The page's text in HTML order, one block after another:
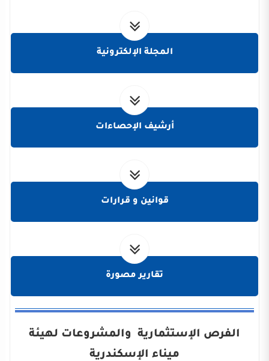
المجلة الإلكترونية
أرشيف الإحصاءات
قوانين و قرارات
تقارير مصورة
الفرص الإستثمارية والمشروعات لهيئة
ميناء الإسكندرية